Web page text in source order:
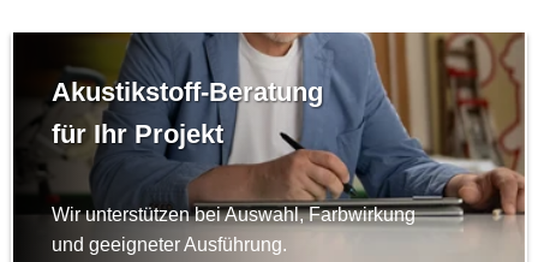
Akustikstoff-Beratung
für Ihr Projekt
Wir unterstützen bei Auswahl, Farbwirkung
und geeigneter Ausführung.